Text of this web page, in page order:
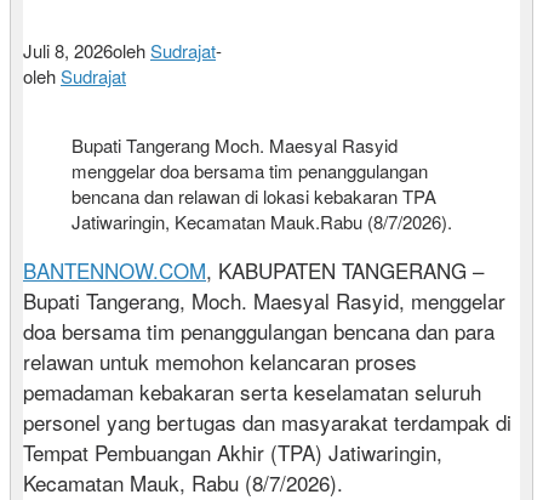
Juli 8, 2026olehSudrajat-
olehSudrajat
Bupati Tangerang Moch. Maesyal Rasyid
menggelar doa bersama tim penanggulangan
bencana dan relawan di lokasi kebakaran TPA
Jatiwaringin, Kecamatan Mauk.Rabu (8/7/2026).
BANTENNOW.COM, KABUPATEN TANGERANG –
Bupati Tangerang, Moch. Maesyal Rasyid, menggelar
doa bersama tim penanggulangan bencana dan para
relawan untuk memohon kelancaran proses
pemadaman kebakaran serta keselamatan seluruh
personel yang bertugas dan masyarakat terdampak di
Tempat Pembuangan Akhir (TPA) Jatiwaringin,
Kecamatan Mauk, Rabu (8/7/2026).